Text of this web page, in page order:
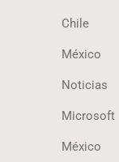
Chile
México
Noticias
Microsoft
México